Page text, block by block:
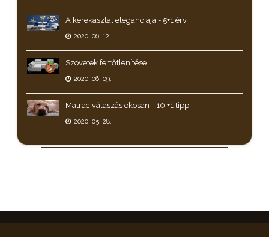
A kerekasztal eleganciája - 5+1 érv
2020. 06. 12.
Szövetek fertőtlenítése
2020. 06. 09.
Matrac válaszás okosan - 10 +1 tipp
2020. 05. 28.